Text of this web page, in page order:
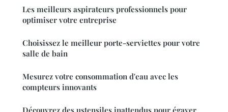
Les meilleurs aspirateurs professionnels pour
optimiser votre entreprise
Choisissez le meilleur porte-serviettes pour votre
salle de bain
Mesurez votre consommation d'eau avec les
compteurs innovants